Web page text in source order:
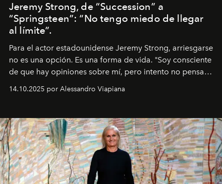
Jeremy Strong, de “Succession” a
“Springsteen”: “No tengo miedo de llegar
al límite”.
Para el actor estadounidense Jeremy Strong, arriesgarse
no es una opción. Es una forma de vida. "Soy consciente
de que hay opiniones sobre mí, pero intento no pensar
demasiado en cómo me perciben. Creo que es una
pérdida de tiempo", afirma.
14.10.2025 por Alessandro Viapiana